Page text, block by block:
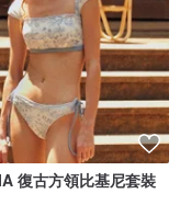
復古方領比基尼套裝